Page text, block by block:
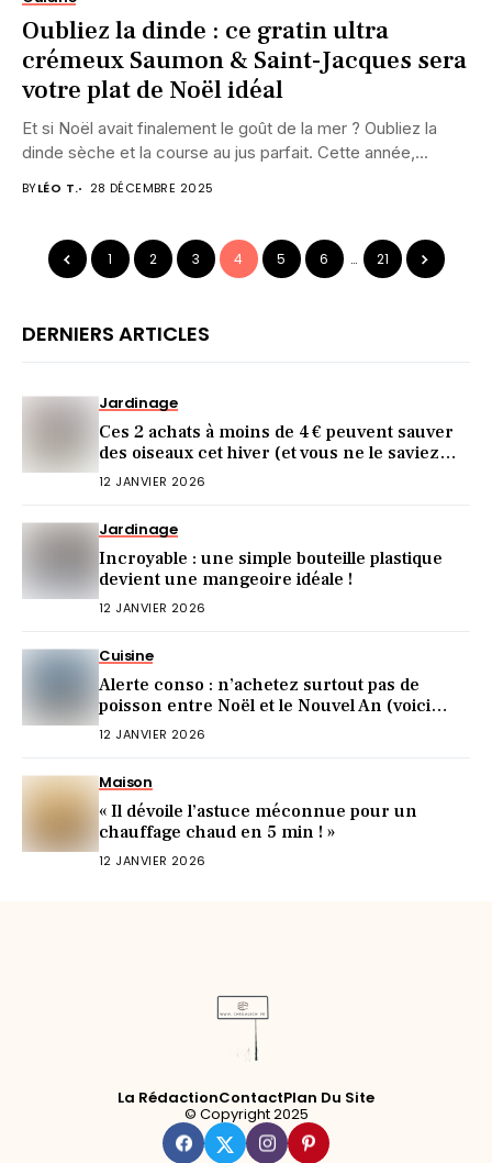
Oubliez la dinde : ce gratin ultra
crémeux Saumon & Saint-Jacques sera
votre plat de Noël idéal
Et si Noël avait finalement le goût de la mer ? Oubliez la
dinde sèche et la course au jus parfait. Cette année,...
BYLÉO T. 28 DÉCEMBRE 2025
1 2 3 4 5 6 … 21
DERNIERS ARTICLES
Jardinage
Ces 2 achats à moins de 4 € peuvent sauver
des oiseaux cet hiver (et vous ne le saviez
pas)
12 JANVIER 2026
Jardinage
Incroyable : une simple bouteille plastique
devient une mangeoire idéale !
12 JANVIER 2026
Cuisine
Alerte conso : n’achetez surtout pas de
poisson entre Noël et le Nouvel An (voici
pourquoi)
12 JANVIER 2026
Maison
« Il dévoile l’astuce méconnue pour un
chauffage chaud en 5 min ! »
12 JANVIER 2026
La RédactionContactPlan Du Site
© Copyright 2025